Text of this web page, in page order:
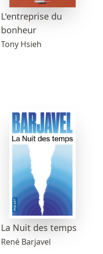
L'entreprise du
bonheur
Tony Hsieh
La Nuit des temps
René Barjavel